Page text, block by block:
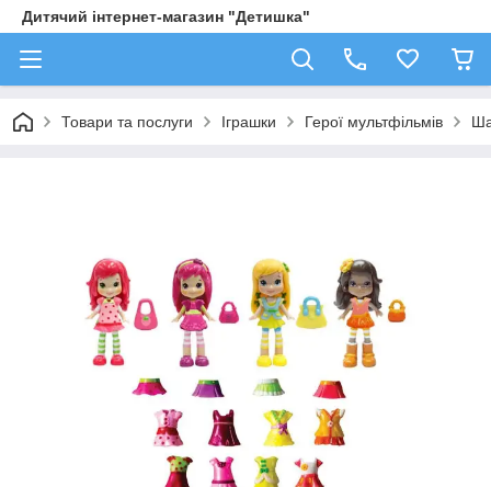
Дитячий інтернет-магазин "Детишка"
Товари та послуги Іграшки Герої мультфільмів